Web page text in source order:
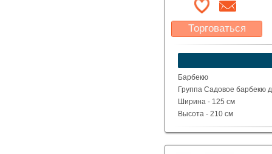
Торговаться
Какая цена Вас
устроит?
Указать цену
Барбекю
Группа Садовое барбекю
Ширина - 125 см
Высота - 210 см
Глубина - 65 см